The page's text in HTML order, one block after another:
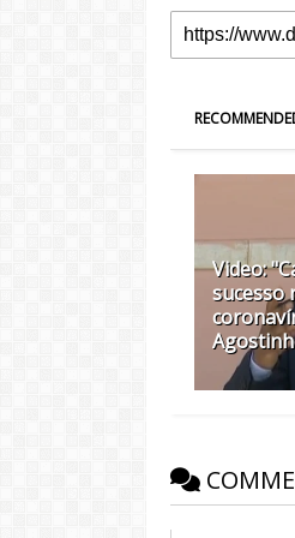
Video:
sucesso